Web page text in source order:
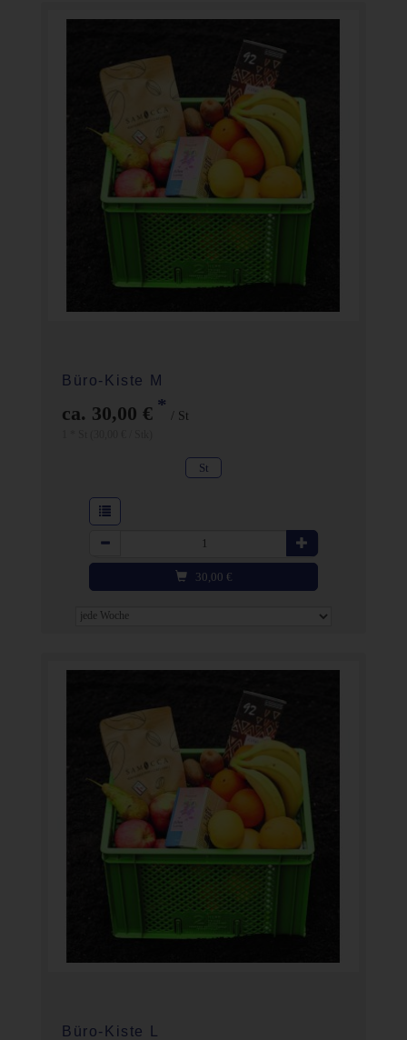
Büro-Kiste M
ca. 30,00 € * / St
St
Anzahl
30,00 €
Büro-Kiste L